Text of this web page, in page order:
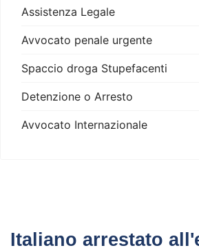
Assistenza Legale
Avvocato penale urgente
Spaccio droga Stupefacenti
Detenzione o Arresto
Avvocato Internazionale
Italiano arrestato